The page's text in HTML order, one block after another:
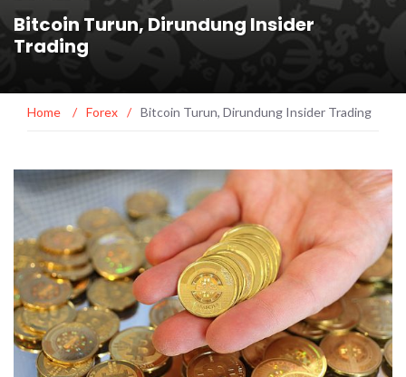
Bitcoin Turun, Dirundung Insider
Trading
Home / Forex / Bitcoin Turun, Dirundung Insider Trading